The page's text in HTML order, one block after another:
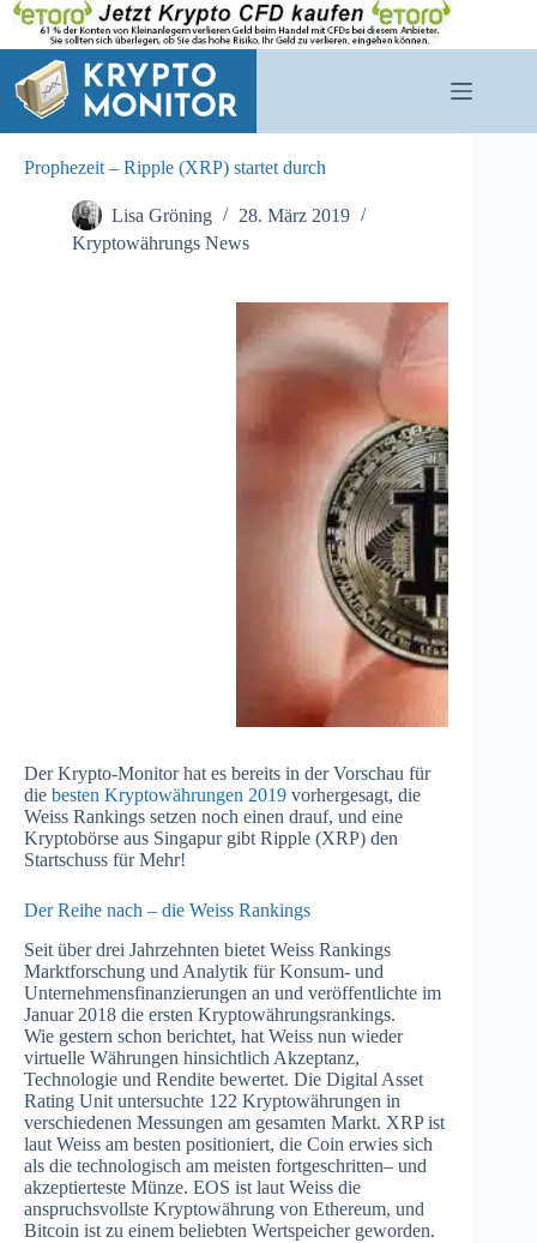
Zum
Inhalt
springen
Prophezeit – Ripple (XRP) startet durch
Lisa Gröning
28. März 2019
Kryptowährungs News
Der Krypto-Monitor hat es bereits in der Vorschau für
die besten Kryptowährungen 2019 vorhergesagt, die
Weiss Rankings setzen noch einen drauf, und eine
Kryptobörse aus Singapur gibt Ripple (XRP) den
Startschuss für Mehr!
Der Reihe nach – die Weiss Rankings
Seit über drei Jahrzehnten bietet Weiss Rankings
Marktforschung und Analytik für Konsum- und
Unternehmensfinanzierungen an und veröffentlichte im
Januar 2018 die ersten Kryptowährungsrankings.
Wie gestern schon berichtet, hat Weiss nun wieder
virtuelle Währungen hinsichtlich Akzeptanz,
Technologie und Rendite bewertet. Die Digital Asset
Rating Unit untersuchte 122 Kryptowährungen in
verschiedenen Messungen am gesamten Markt. XRP ist
laut Weiss am besten positioniert, die Coin erwies sich
als die technologisch am meisten fortgeschritten– und
akzeptierteste Münze. EOS ist laut Weiss die
anspruchsvollste Kryptowährung von Ethereum, und
Bitcoin ist zu einem beliebten Wertspeicher geworden.